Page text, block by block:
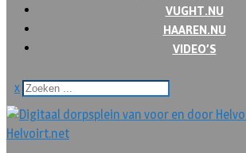
VUGHT.NU
HAAREN.NU
VIDEO’S
x